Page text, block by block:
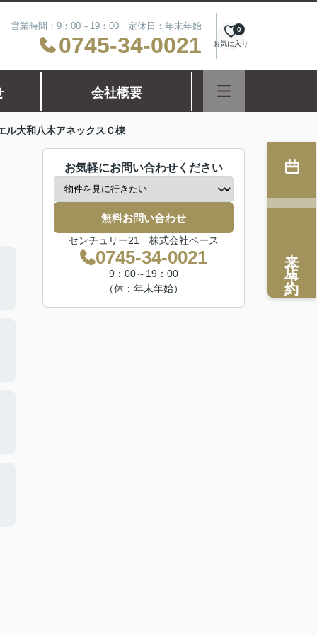
営業時間：9：00～19：00 定休日：年末年始
0745-34-0021 お気に入り
0
会社概要
ル大和八木アネックスＣ棟
お気軽にお問い合わせください
無料お問い合わせ
センチュリー21 株式会社ベース
0745-34-0021
9：00～19：00
（休：年末年始）
来店予約